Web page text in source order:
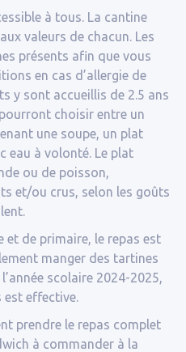
à tous. La cantine
valeurs de chacun. Les
présents afin que vous
en cas d’allergie de
y sont accueillis de 2.5 ans
choisir entre un
une soupe, un plat
eau à volonté. Le plat
ou de poisson,
et/ou crus, selon les goûts
et de primaire, le repas est
manger des tartines
scolaire 2024-2025,
est effective.
prendre le repas complet
à commander à la